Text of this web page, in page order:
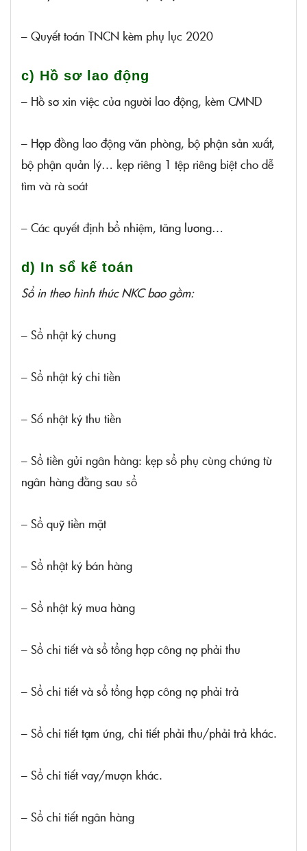
– Quyết toán TNCN kèm phụ lục 2020
c) Hồ sơ lao động
– Hồ sơ xin việc của người lao động, kèm CMND
– Hợp đồng lao động văn phòng, bộ phận sản xuất,
bộ phận quản lý… kẹp riêng 1 tệp riêng biệt cho dễ
tìm và rà soát
– Các quyết định bổ nhiệm, tăng lương…
d) In sổ kế toán
Sổ in theo hình thức NKC bao gồm:
– Sổ nhật ký chung
– Sổ nhật ký chi tiền
– Số nhật ký thu tiền
– Sổ tiền gửi ngân hàng: kẹp sổ phụ cùng chứng từ
ngân hàng đằng sau sổ
– Sổ quỹ tiền mặt
– Sổ nhật ký bán hàng
– Sổ nhật ký mua hàng
– Sổ chi tiết và sổ tổng hợp công nợ phải thu
– Sổ chi tiết và sổ tổng hợp công nợ phải trả
– Sổ chi tiết tạm ứng, chi tiết phải thu/phải trả khác.
– Sổ chi tiết vay/mượn khác.
– Sổ chi tiết ngân hàng